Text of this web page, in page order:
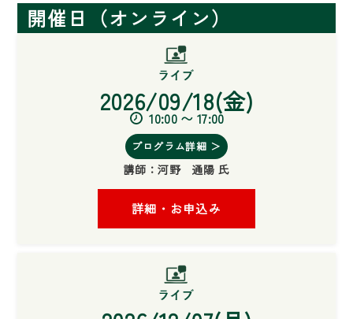
開催日（オンライン）
2026/09/18(金)
10:00 〜 17:00
プログラム詳細 ＞
講師：河野 通陽 氏
詳細・お申込み